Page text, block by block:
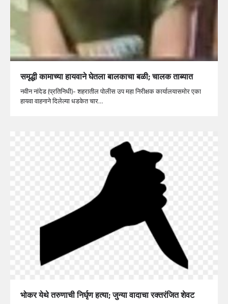
समृद्धी कामाच्या हायवाने घेतला बालकाचा बळी; चालक ताब्यात
नवीन नांदेड (प्रतिनिधी)- शहरातील पोलीस उप महा निरीक्षक कार्यालयासमोर एका
हायवा वाहनाने दिलेल्या धडकेत चार…
भोकर येथे तरुणाची निर्घृण हत्या; जुन्या वादाचा रक्तरंजित शेवट